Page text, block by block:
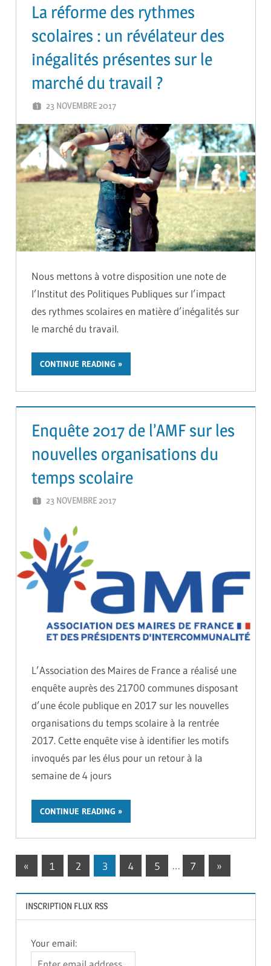
La réforme des rythmes
scolaires : un révélateur des
inégalités présentes sur le
marché du travail ?
23 NOVEMBRE 2017
Nous mettons à votre disposition une note de
l’Institut des Politiques Publiques sur l’impact
des rythmes scolaires en matière d’inégalités sur
le marché du travail.
CONTINUE READING
Enquête 2017 de l’AMF sur les
nouvelles organisations du
temps scolaire
23 NOVEMBRE 2017
L’Association des Maires de France a réalisé une
enquête auprès des 21700 communes disposant
d’une école publique en 2017 sur les nouvelles
organisations du temps scolaire à la rentrée
2017. Cette enquête vise à identifier les motifs
invoqués par les élus pour un retour à la
semaine de 4 jours
CONTINUE READING
Navigation
des
articles
« Previous
1 2 3 4 5 … 7
Next
»
INSCRIPTION FLUX RSS
Your email: